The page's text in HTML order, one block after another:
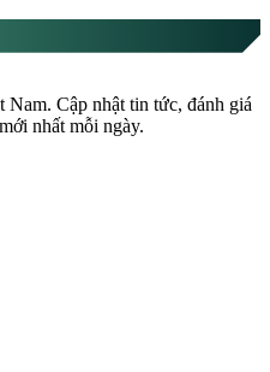
Nam. Cập nhật tin tức, đánh giá
nhất mỗi ngày.